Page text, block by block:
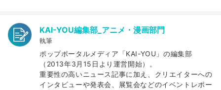
KAI-YOU編集部_アニメ・漫画部門
執筆
ポップポータルメディア「KAI-YOU」の編集部
（2013年3月15日より運営開始）。
重要性の高いニュース記事に加え、クリエイターへの
インタビューや発表会、展覧会などのイベントレポー